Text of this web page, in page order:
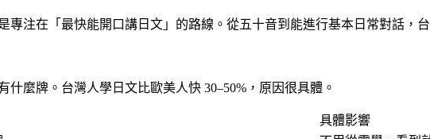
專注在「最快能開口講日文」的路線。從五十音到能進行基本日常對話，
麼牌。台灣人學日文比歐美人快 30–50%，原因很具體。
具體影響